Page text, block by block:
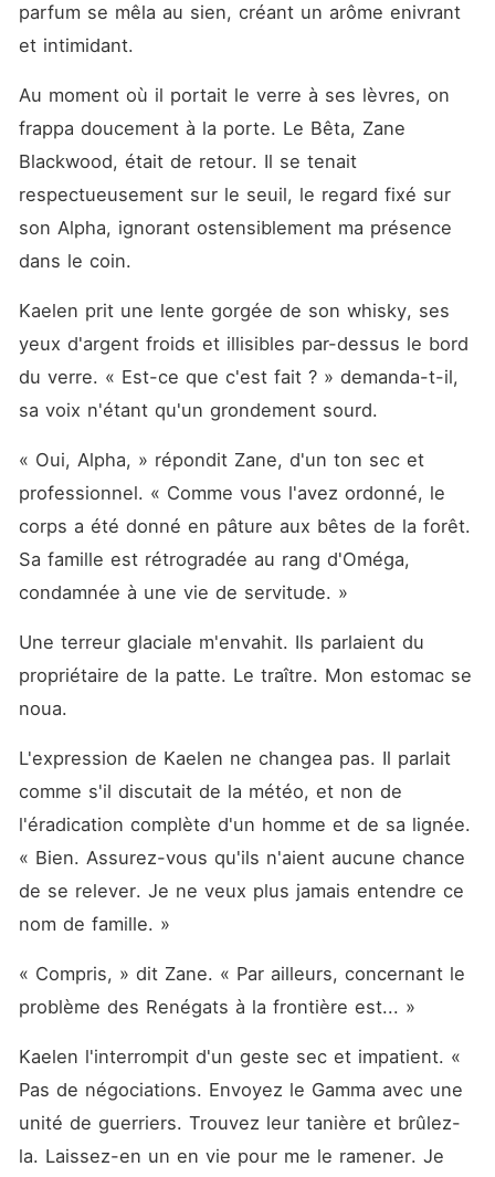
parfum se mêla au sien, créant un arôme enivrant
et intimidant.
Au moment où il portait le verre à ses lèvres, on
frappa doucement à la porte. Le Bêta, Zane
Blackwood, était de retour. Il se tenait
respectueusement sur le seuil, le regard fixé sur
son Alpha, ignorant ostensiblement ma présence
dans le coin.
Kaelen prit une lente gorgée de son whisky, ses
yeux d'argent froids et illisibles par-dessus le bord
du verre. « Est-ce que c'est fait ? » demanda-t-il,
sa voix n'étant qu'un grondement sourd.
« Oui, Alpha, » répondit Zane, d'un ton sec et
professionnel. « Comme vous l'avez ordonné, le
corps a été donné en pâture aux bêtes de la forêt.
Sa famille est rétrogradée au rang d'Oméga,
condamnée à une vie de servitude. »
Une terreur glaciale m'envahit. Ils parlaient du
propriétaire de la patte. Le traître. Mon estomac se
noua.
L'expression de Kaelen ne changea pas. Il parlait
comme s'il discutait de la météo, et non de
l'éradication complète d'un homme et de sa lignée.
« Bien. Assurez-vous qu'ils n'aient aucune chance
de se relever. Je ne veux plus jamais entendre ce
nom de famille. »
« Compris, » dit Zane. « Par ailleurs, concernant le
problème des Renégats à la frontière est... »
Kaelen l'interrompit d'un geste sec et impatient. «
Pas de négociations. Envoyez le Gamma avec une
unité de guerriers. Trouvez leur tanière et brûlez-
la. Laissez-en un en vie pour me le ramener. Je